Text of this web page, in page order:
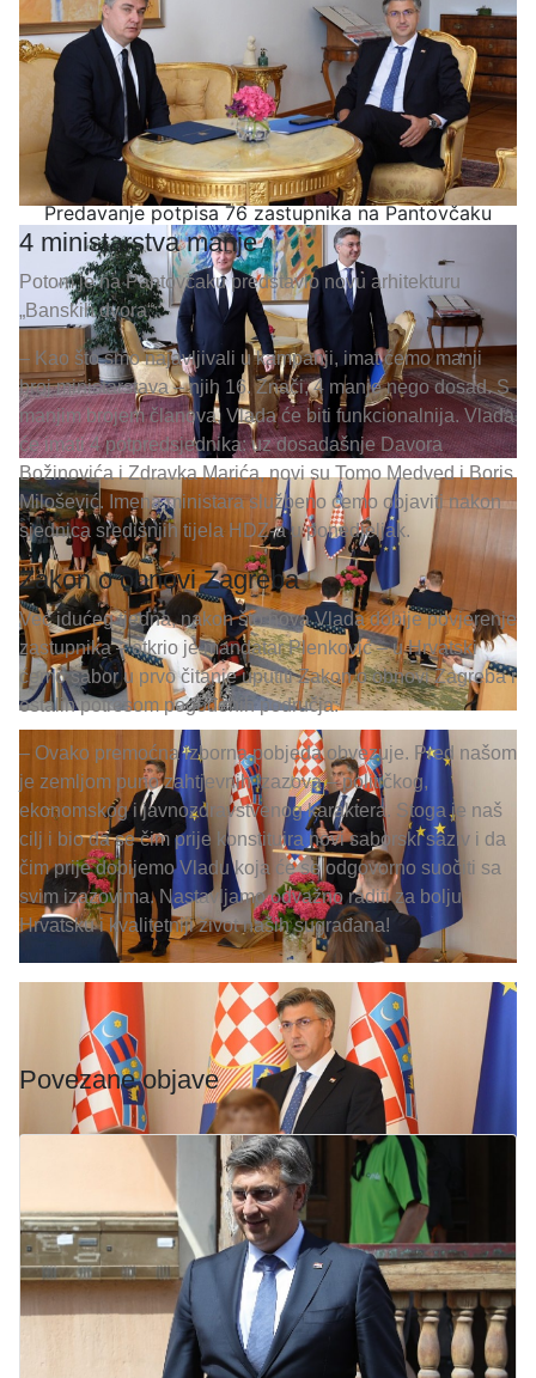
Predavanje potpisa 76 zastupnika na Pantovčaku
4 ministarstva manje
Potom je na Pantovčaku predstavio novu arhitekturu
„Banskih dvora“:
– Kao što smo najavljivali u kampanji, imat ćemo manji
broj ministarstava – njih 16. Znači, 4 manje nego dosad. S
manjim brojem članova, Vlada će biti funkcionalnija. Vlada
će imati 4 potpredsjednika: uz dosadašnje Davora
Božinovića i Zdravka Marića, novi su Tomo Medved i Boris
Milošević. Imena ministara službeno ćemo objaviti nakon
sjednica središnjih tijela HDZ-a u ponedjeljak.
Zakon o obnovi Zagreba
Već idućeg tjedna, nakon što nova Vlada dobije povjerenje
zastupnika – otkrio je mandatar Plenković – u Hrvatski
ćemo sabor u prvo čitanje uputiti Zakon o obnovi Zagreba i
ostalih potresom pogođenih područja:
– Ovako premoćna izborna pobjeda obvezuje. Pred našom
je zemljom puno zahtjevnih izazova – političkog,
ekonomskog i javnozdravstvenog karaktera. Stoga je naš
cilj i bio da se čim prije konstituira novi saborski saziv i da
čim prije dobijemo Vladu koja će se odgovorno suočiti sa
svim izazovima. Nastavljamo odvažno raditi za bolju
Hrvatsku i kvalitetniji život naših sugrađana!
Povezane objave